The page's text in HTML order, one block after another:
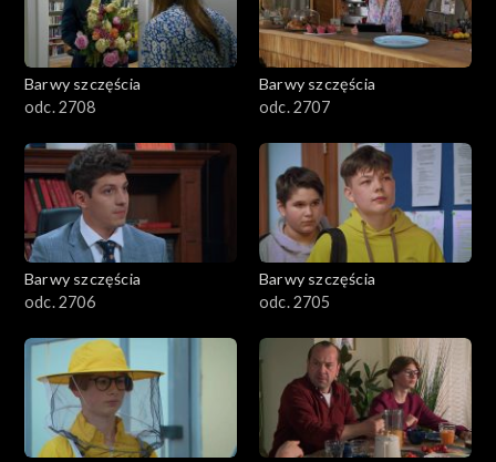
Barwy szczęścia
odc. 2708
Barwy szczęścia
odc. 2707
Barwy szczęścia
odc. 2706
Barwy szczęścia
odc. 2705